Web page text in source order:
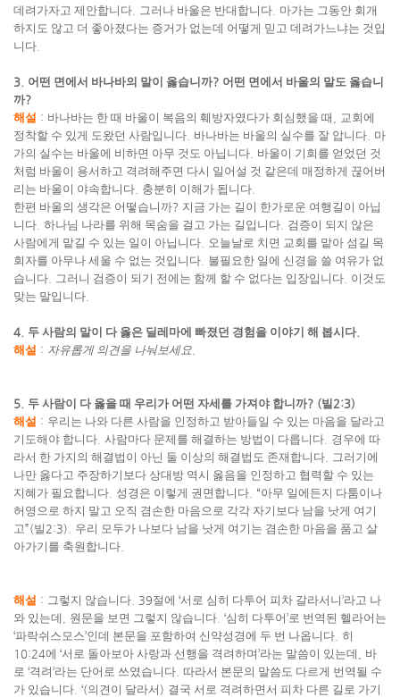
데려가자고 제안합니다 그러나 바울은 반대합니다 마가는 그동안 회개
하지도 않고 더 좋아졌다는 증거가 없는데 어떻게 믿고 데려가느냐는 것입
니다
3. 어떤 면에서 바나바의 말이 옳습니까? 어떤 면에서 바울의 말도 옳습니
까?
해설 : 바나바는 한 때 바울이 복음의 훼방자였다가 회심했을 때
교회에
정착할 수 있게 도왔던 사람입니다 바나바는 바울의 실수를 잘 압니다 마
가의 실수는 바울에 비하면 아무 것도 아닙니다 바울이 기회를 얻었던 것
처럼 바울이 용서하고 격려해주면 다시 일어설 것 같은데 매정하게 끊어버
리는 바울이 야속합니다 충분히 이해가 됩니다
한편 바울의 생각은 어떻습니까? 지금 가는 길이 한가로운 여행길이 아닙
니다 하나님 나라를 위해 목숨을 걸고 가는 길입니다 검증이 되지 않은
사람에게 맡길 수 있는 일이 아닙니다 오늘날로 치면 교회를 맡아 섬길 목
회자를 아무나 세울 수 없는 것입니다 불필요한 일에 신경을 쓸 여유가 없
습니다 그러니 검증이 되기 전에는 함께 할 수 없다는 입장입니다 이것도
맞는 말입니다
4. 두 사람의 말이 다 옳은 딜레마에 빠졌던 경험을 이야기 해 봅시다.
해설 : 자유롭게 의견을 나눠보세요
5. 두 사람이 다 옳을 때 우리가 어떤 자세를 가져야 합니까? (빌 2:3)
해설 : 우리는 나와 다른 사람을 인정하고 받아들일 수 있는 마음을 달라고
기도해야 합니다 사람마다 문제를 해결하는 방법이 다릅니다 경우에 따
라서 한 가지의 해결법이 아닌 둘 이상의 해결법도 존재합니다 그러기에
나만 옳다고 주장하기보다 상대방 역시 옳음을 인정하고 협력할 수 있는
지혜가 필요합니다 성경은 이렇게 권면합니다 . “아무 일에든지 다툼이나
허영으로 하지 말고 오직 겸손한 마음으로 각각 자기보다 남을 낫게 여기
고”(빌 2:3). 우리 모두가 나보다 남을 낫게 여기는 겸손한 마음을 품고 살
아가기를 축원합니다
해설 : 그렇지 않습니다 . 39절에 ‘서로 심히 다투어 피차 갈라서니’라고 나
와 있는데
원문을 보면 그렇지 않습니다 . ‘심히 다투어’로 번역된 헬라어는
‘파락쉬스모스’인데 본문을 포함하여 신약성경에 두 번 나옵니다 히
10:24에 ‘서로 돌아보아 사랑과 선행을 격려하며’라는 말씀이 있는데
바
로 ‘격려’라는 단어로 쓰였습니다 따라서 본문의 말씀도 다르게 번역될 수
가 있습니다 . ‘(의견이 달라서) 결국 서로 격려하면서 피차 다른 길로 가기